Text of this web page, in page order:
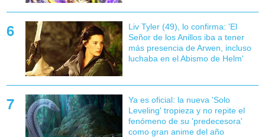
Liv Tyler (49), lo confirma: 'El
Señor de los Anillos iba a tener
más presencia de Arwen, incluso
luchaba en el Abismo de Helm'
Ya es oficial: la nueva 'Solo
Leveling' tropieza y no repite el
fenómeno de su 'predecesora'
como gran anime del año